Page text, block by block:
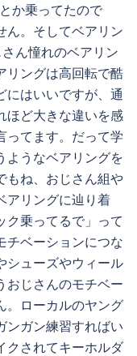
か乗ってたので
ん。そしてベアリン
ん憧れのベアリン
リングは高回転で酷
にはいいですが、通
ほど大きな違いを感
ってます。だって学
ようなベアリングを
もね、おじさん組や
アリングに辿り着
ク乗ってるで」って
チベーションにつな
シューズやウィール
おじさんのモチベー
。ローカルのヤング
ンガン練習すればい
クされてキーホルダ